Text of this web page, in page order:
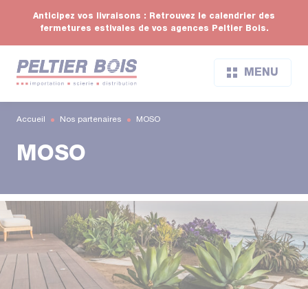
Anticipez vos livraisons : Retrouvez le calendrier des
fermetures estivales de vos agences Peltier Bois.
MENU
Accueil Nos partenaires MOSO
MOSO